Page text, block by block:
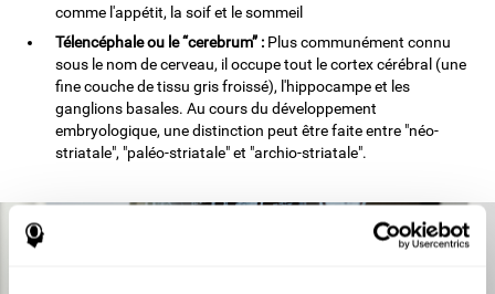
comme l'appétit, la soif et le sommeil
Télencéphale ou le “cerebrum” : Plus communément connu
sous le nom de cerveau, il occupe tout le cortex cérébral (une
fine couche de tissu gris froissé), l'hippocampe et les
ganglions basales. Au cours du développement
embryologique, une distinction peut être faite entre "néo-
striatale", "paléo-striatale" et "archio-striatale".